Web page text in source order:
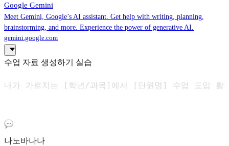
‎Google Gemini
Meet Gemini, Google’s AI assistant. Get help with writing, planning,
brainstorming, and more. Experience the power of generative AI.
gemini.google.com
수업 자료 생성하기 실습
내가 가르치는 [학년/과목]에서 [단원명] 수업 도입 활
나노바나나